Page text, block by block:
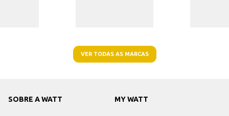
VER TODAS AS MARCAS
SOBRE A WATT MY WATT